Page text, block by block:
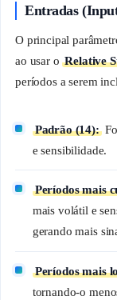
Entradas
O principal
ao usar oRelative
períodos a serem
Padrão (14):
e sensibilidade.
Períodos mais
mais volátil e
gerando mais
Períodos mais
tornando-o